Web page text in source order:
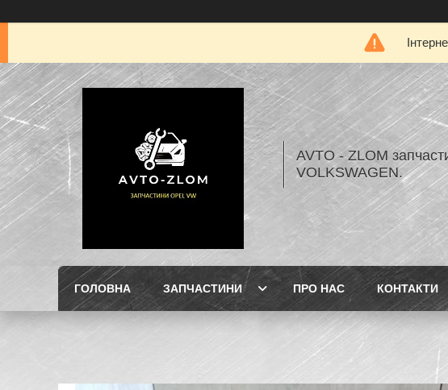
AVTO - ZLOM
VOLKSWAGEN.
ГОЛОВНА ЗАПЧАСТИНИ ПРО НАС КОНТАКТИ